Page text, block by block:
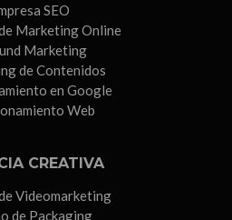
SEO
Marketing Online
Marketing
de Contenidos
en Google
Web
CREATIVA
Videomarketing
de Packaging